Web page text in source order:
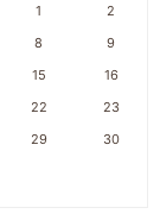
1
2
8
9
15
16
22
23
29
30